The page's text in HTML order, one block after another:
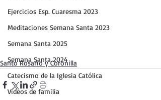
Ejercicios Esp. Cuaresma 2023
Meditaciones Semana Santa 2023
Semana Santa 2025
Semana Santa 2024
Catecismo de la Iglesia Católica
Vídeos de familia
Santo Rosario y Coronilla